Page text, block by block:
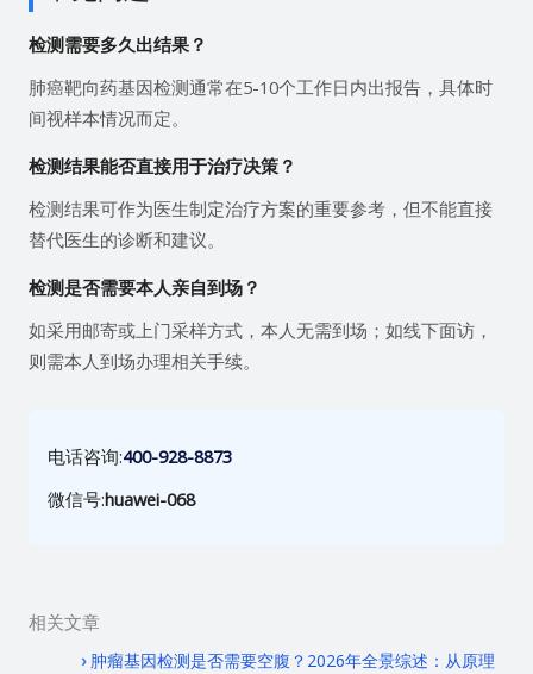
检测需要多久出结果？
肺癌靶向药基因检测通常在5-10个工作日内出报告，具体时
间视样本情况而定。
检测结果能否直接用于治疗决策？
检测结果可作为医生制定治疗方案的重要参考，但不能直接
替代医生的诊断和建议。
检测是否需要本人亲自到场？
如采用邮寄或上门采样方式，本人无需到场；如线下面访，
则需本人到场办理相关手续。
电话咨询:400-928-8873
微信号:huawei-068
相关文章
肿瘤基因检测是否需要空腹？2026年全景综述：从原理